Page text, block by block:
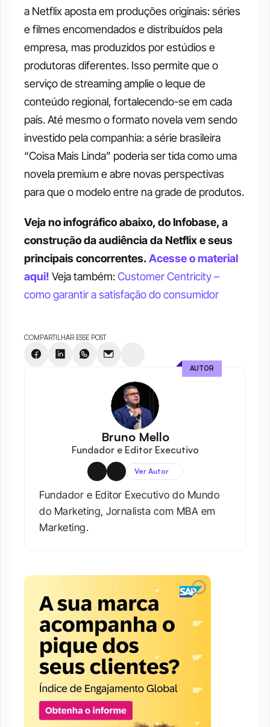
a Netflix aposta em produções originais: séries
e filmes encomendados e distribuídos pela
empresa, mas produzidos por estúdios e
produtoras diferentes. Isso permite que o
serviço de streaming amplie o leque de
conteúdo regional, fortalecendo-se em cada
país. Até mesmo o formato novela vem sendo
investido pela companhia: a série brasileira
“Coisa Mais Linda” poderia ser tida como uma
novela premium e abre novas perspectivas
Veja no infográfico abaixo, do Infobase, a
construção da audiência da Netflix e seus
principais concorrentes.Acesse o material
aqui! Veja também: Customer Centricity –
como garantir a satisfação do consumidor
COMPARTILHAR ESSE POST
Bruno Mello
Fundador e Editor Executivo
Ver Autor
Fundador e Editor Executivo do Mundo
do Marketing, Jornalista com MBA em
Marketing.
AUTOR